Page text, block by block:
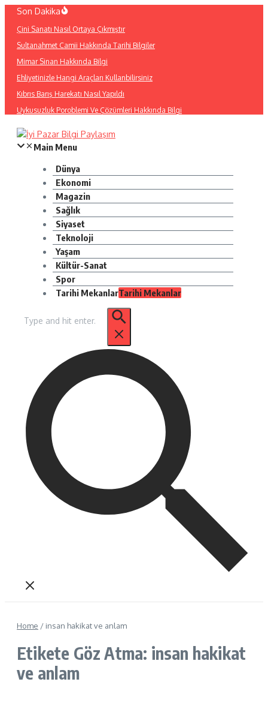
İçeriğe
Son Dakika
Çini Sanatı Nasıl Ortaya Çıkmıştır
Sultanahmet Camii Hakkında Tarihi Bilgiler
Mimar Sinan Hakkında Bilgi
Ehliyetinizle Hangi Araçları Kullanbilirsiniz
Kıbrıs Barış Harekatı Nasıl Yapıldı
Uykusuzluk Poroblemi Ve Çözümleri Hakkında Bilgi
Main Menu
Dünya
Ekonomi
Magazin
Sağlık
Siyaset
Teknoloji
Yaşam
Kültür-Sanat
Spor
Tarihi MekanlarTarihi Mekanlar
Home / insan hakikat ve anlam
Etikete Göz Atma: insan hakikat
ve anlam